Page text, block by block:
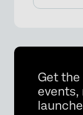
Get
events,